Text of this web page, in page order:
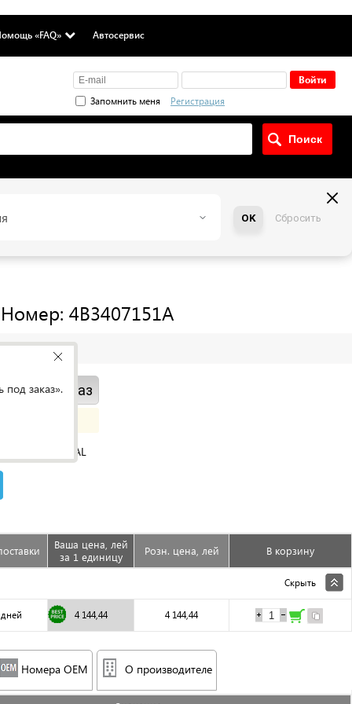
«FAQ» Автосервис
Запомнить меня Регистрация
OK Сбросить
Номер: 4B3407151A
под заказ
ORIGINAL
Ваша цена, лей
за 1 единицу
Розн. цена, лей В корзину
Скрыть
дней 4 144,44 4 144,44
Номера OEM О производителе
заказ».